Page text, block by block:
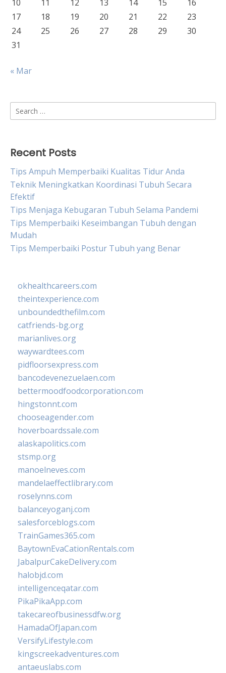
10 11 12 13 14 15
16
17
18 19 20 21 22
23
24
25 26 27 28 29
30
31
« Mar
Search
for:
Recent Posts
Tips Ampuh Memperbaiki Kualitas Tidur Anda
Teknik Meningkatkan Koordinasi Tubuh Secara
Efektif
Tips Menjaga Kebugaran Tubuh Selama Pandemi
Tips Memperbaiki Keseimbangan Tubuh dengan
Mudah
Tips Memperbaiki Postur Tubuh yang Benar
okhealthcareers.com
theintexperience.com
unboundedthefilm.com
catfriends-bg.org
marianlives.org
waywardtees.com
pidfloorsexpress.com
bancodevenezuelaen.com
bettermoodfoodcorporation.com
hingstonnt.com
chooseagender.com
hoverboardssale.com
alaskapolitics.com
stsmp.org
manoelneves.com
mandelaeffectlibrary.com
roselynns.com
balanceyoganj.com
salesforceblogs.com
TrainGames365.com
BaytownEvaCationRentals.com
JabalpurCakeDelivery.com
halobjd.com
intelligenceqatar.com
PikaPikaApp.com
takecareofbusinessdfw.org
HamadaOfJapan.com
VersifyLifestyle.com
kingscreekadventures.com
antaeuslabs.com